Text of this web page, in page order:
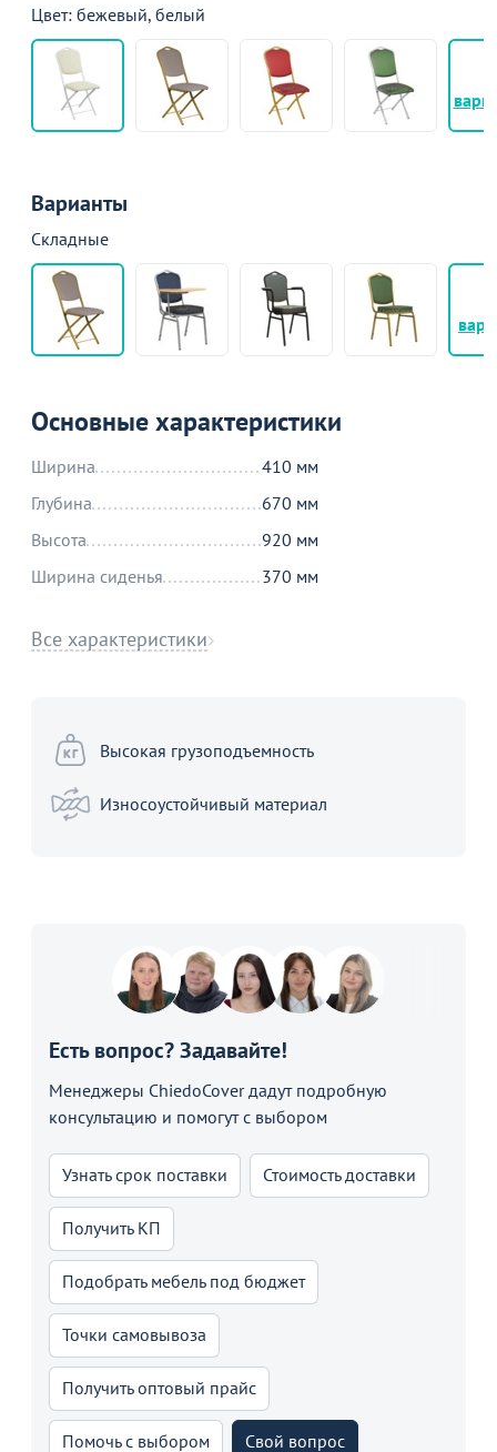
Цвет: бежевый, белый
Варианты
Складные
Основные характеристики
Ширина
410 мм
Глубина
670 мм
Высота
920 мм
Ширина сиденья
370 мм
Все характеристики
Высокая грузоподъемность
Износоустойчивый материал
Есть вопрос? Задавайте!
Менеджеры ChiedoCover дадут подробную
консультацию и помогут с выбором
Узнать срок поставки Стоимость доставки
Получить КП
Подобрать мебель под бюджет
Точки самовывоза
Получить оптовый прайс
Помочь с выбором Свой вопрос